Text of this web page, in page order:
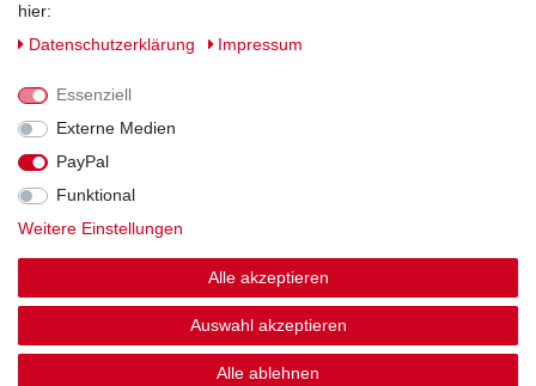
Barrierefreiheitserklärung
© Copyright 2026 | Alle Rechte vorbehalten.
hier:
Daten­schutz­erklärung
Impressum
Essenziell
Externe Medien
PayPal
Funktional
Weitere Einstellungen
Alle akzeptieren
Auswahl akzeptieren
Alle ablehnen